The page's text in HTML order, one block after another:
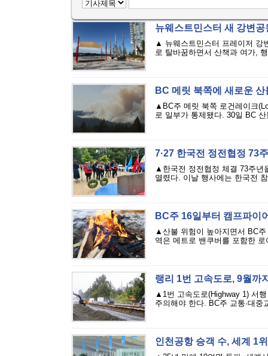
뉴웨스트민스터 새 강변
▲ 뉴웨스트민스터 프레이저 강
로 탈바꿈하면서 산책과 여가,
BC 메릿 북쪽에 새로운
▲BC주 메릿 북쪽 로건레이크
로 일부가 통제됐다. 30일 BC
7·27 한국전 정전협정 73
▲한국전 정전협정 체결 73주년
열렸다. 이날 행사에는 한국전
BC주 16일부터 캠프파이
▲산불 위험이 높아지면서 BC
역은 메트로 밴쿠버를 포함한
랭리 1번 고속도로, 9월까
▲1번 고속도로(Highway 1) 서
주의해야 한다. BC주 교통·대
인천공항 승객 수, 세계 1